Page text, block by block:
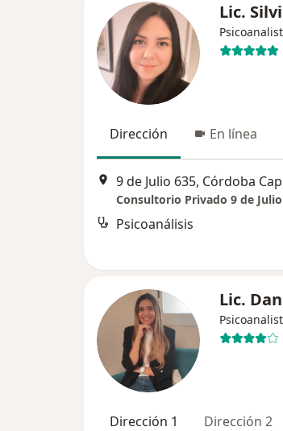
Lic.
Dirección En línea
9 de Julio 635, Córdoba
Consultorio Privado 9 de Julio
Psicoanálisis
Lic.
Dirección 1 Dirección 2